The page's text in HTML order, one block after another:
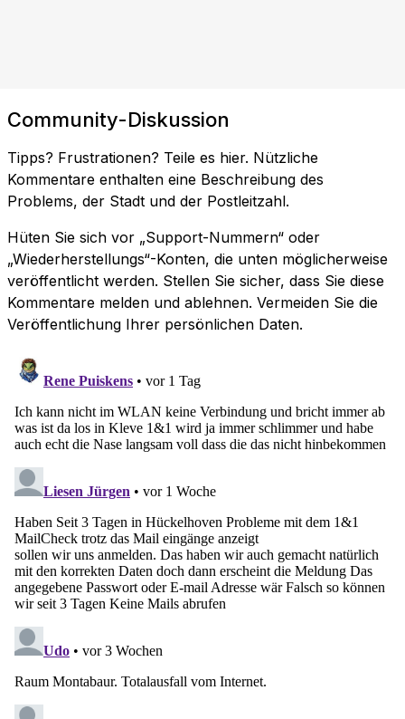
Community-Diskussion
Tipps? Frustrationen? Teile es hier. Nützliche
Kommentare enthalten eine Beschreibung des
Problems, der Stadt und der Postleitzahl.
Hüten Sie sich vor „Support-Nummern“ oder
„Wiederherstellungs“-Konten, die unten möglicherweise
veröffentlicht werden. Stellen Sie sicher, dass Sie diese
Kommentare melden und ablehnen. Vermeiden Sie die
Veröffentlichung Ihrer persönlichen Daten.